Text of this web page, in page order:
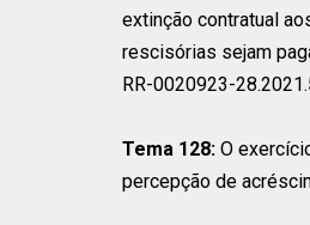
extinção contratual
rescisórias sejam
RR-0020923-
Tema 128: O
percepção de